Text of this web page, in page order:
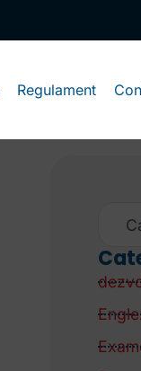
Regulament